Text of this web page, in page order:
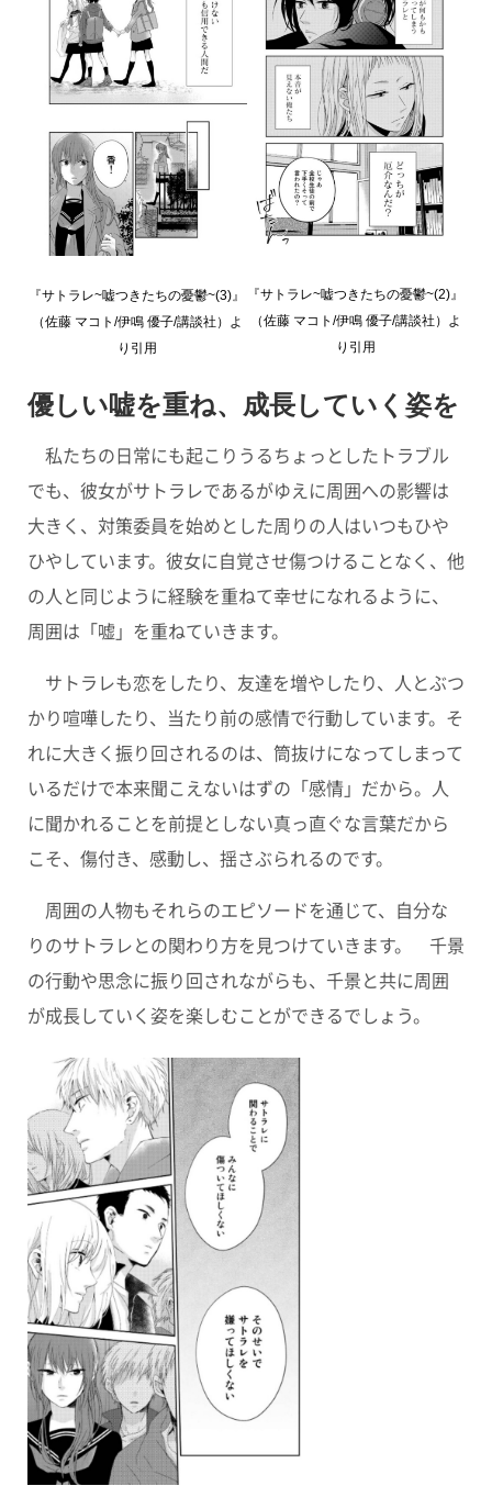
『サトラレ~嘘つきたちの憂鬱~(3)』
（佐藤 マコト/伊鳴 優子/講談社）よ
り引用
『サトラレ~嘘つきたちの憂鬱~(2)』
（佐藤 マコト/伊鳴 優子/講談社）よ
り引用
優しい嘘を重ね、成長していく姿を
私たちの日常にも起こりうるちょっとしたトラブル
でも、彼女がサトラレであるがゆえに周囲への影響は
大きく、対策委員を始めとした周りの人はいつもひや
ひやしています。彼女に自覚させ傷つけることなく、他
の人と同じように経験を重ねて幸せになれるように、
周囲は「嘘」を重ねていきます。
サトラレも恋をしたり、友達を増やしたり、人とぶつ
かり喧嘩したり、当たり前の感情で行動しています。そ
れに大きく振り回されるのは、筒抜けになってしまって
いるだけで本来聞こえないはずの「感情」だから。人
に聞かれることを前提としない真っ直ぐな言葉だから
こそ、傷付き、感動し、揺さぶられるのです。
周囲の人物もそれらのエピソードを通じて、自分な
りのサトラレとの関わり方を見つけていきます。 千景
の行動や思念に振り回されながらも、千景と共に周囲
が成長していく姿を楽しむことができるでしょう。